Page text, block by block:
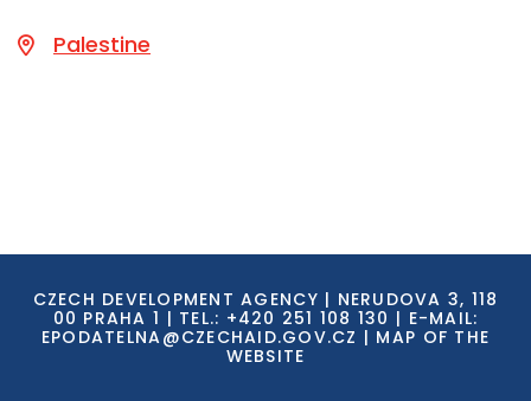
Palestine
CZECH DEVELOPMENT AGENCY | NERUDOVA 3, 118
00 PRAHA 1 | TEL.: +420 251 108 130 | E-MAIL:
EPODATELNA@CZECHAID.GOV.CZ | MAP OF THE
WEBSITE